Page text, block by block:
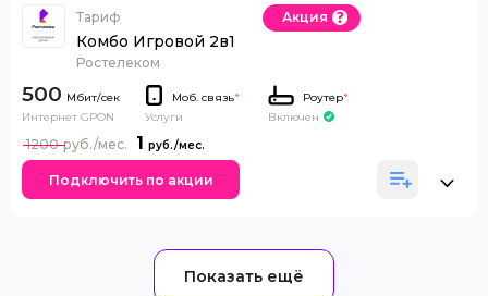
Тариф
Комбо Игровой 2в1
Ростелеком
Акция
500
Интернет GPON
Моб. связь*
Услуги
Роутер*
Включен
1
1200
Подключить по акции